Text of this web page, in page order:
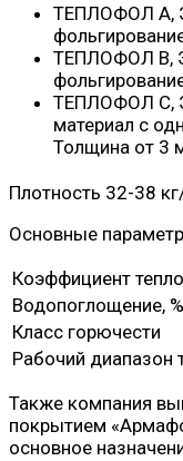
ТЕПЛОФОЛ A,
ТЕПЛОФОЛ B,
ТЕПЛОФОЛ C,
материал с
Толщина от 3
Плотность 32-38
Основные
Коэффициент
Водопоглощение,
Класс горючести
Рабочий диапазон
Также компания
покрытием
основное